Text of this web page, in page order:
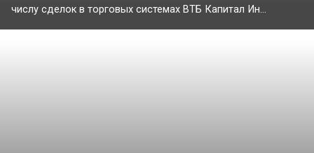
числу сделок в торговых системах ВТБ Капитал Ин...